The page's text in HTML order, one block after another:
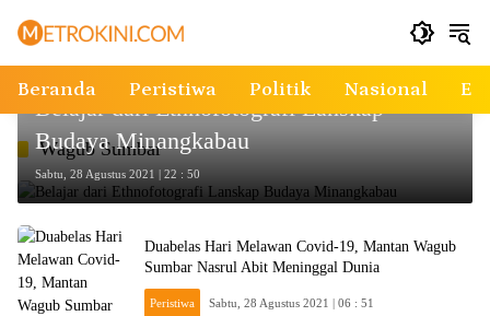
Beranda Peristiwa Politik Nasional
Wagub Sumbar
Belajar dari Ethnofotografi Lanskap
Budaya Minangkabau
Sabtu, 28 Agustus 2021 | 22 : 50
Duabelas Hari Melawan Covid-19, Mantan Wagub
Sumbar Nasrul Abit Meninggal Dunia
Peristiwa Sabtu, 28 Agustus 2021 | 06 : 51